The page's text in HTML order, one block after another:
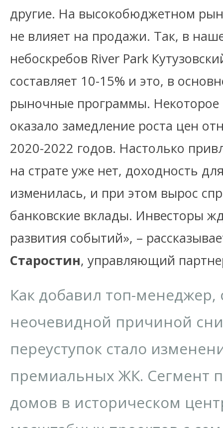
другие. На высокобюджетном
не влияет на продажи. Так, в
небоскребов River Park
составляет 10-15% и это, в
рыночные программы.
оказало замедление роста цен
2020-2022 годов. Настолько
на страте уже нет, доходность
изменилась, и при этом вырос
банковские вклады. Инвесторы
развития событий», –
Старостин, управляющий
Как добавил топ-менеджер,
неочевидной причиной
переуступок стало
премиальных ЖК. Сегмент
домов в историческом